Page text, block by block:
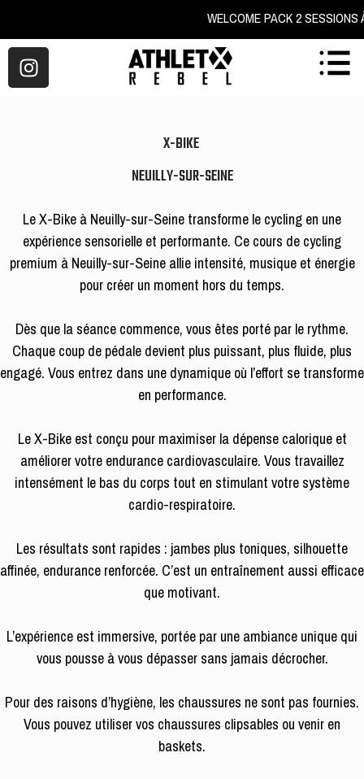
WELCOME PACK 2
X-BIKE
NEUILLY-SUR-SEINE
Le X-Bike à Neuilly-sur-Seine transforme le cycling en une
expérience sensorielle et performante. Ce cours de cycling
premium à Neuilly-sur-Seine allie intensité, musique et énergie
pour créer un moment hors du temps.
Dès que la séance commence, vous êtes porté par le rythme.
Chaque coup de pédale devient plus puissant, plus fluide, plus
engagé. Vous entrez dans une dynamique où l’effort se transforme
en performance.
Le X-Bike est conçu pour maximiser la dépense calorique et
améliorer votre endurance cardiovasculaire. Vous travaillez
intensément le bas du corps tout en stimulant votre système
cardio-respiratoire.
Les résultats sont rapides : jambes plus toniques, silhouette
affinée, endurance renforcée. C’est un entraînement aussi efficace
que motivant.
L’expérience est immersive, portée par une ambiance unique qui
vous pousse à vous dépasser sans jamais décrocher.
Pour des raisons d’hygiène, les chaussures ne sont pas fournies.
Vous pouvez utiliser vos chaussures clipsables ou venir en
baskets.